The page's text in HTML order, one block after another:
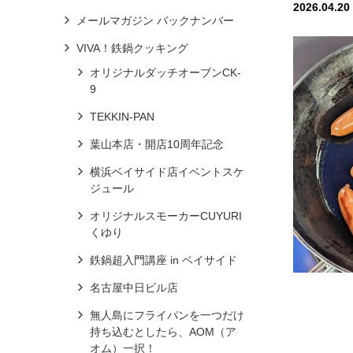
2026.04.20
メールマガジン バックナンバー
VIVA！鉄鍋クッキング
オリジナルダッチオーブンCK-
9
TEKKIN-PAN
葉山本店・開店10周年記念
横浜ベイサイド店イベントスケ
ジュール
オリジナルスモーカーCUYURI
くゆり
鉄鍋超入門講座 in ベイサイド
名古屋中日ビル店
無人島にフライパンを一つだけ
持ち込むとしたら、AOM（ア
オム）一択！